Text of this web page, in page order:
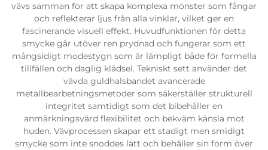
vävs samman för att skapa komplexa mönster som fångar
och reflekterar ljus från alla vinklar, vilket ger en
fascinerande visuell effekt. Huvudfunktionen för detta
smycke går utöver ren prydnad och fungerar som ett
mångsidigt modestygn som är lämpligt både för formella
tillfällen och daglig klädsel. Tekniskt sett använder det
vävda guldhalsbandet avancerade
metallbearbetningsmetoder som säkerställer strukturell
integritet samtidigt som det bibehåller en
anmärkningsvärd flexibilitet och bekväm känsla mot
huden. Vävprocessen skapar ett stadigt men smidigt
smycke som inte snoddes lätt och behåller sin form över